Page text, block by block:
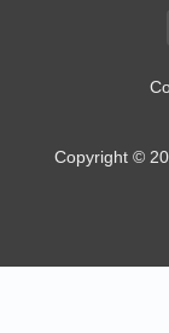
Copyright ©